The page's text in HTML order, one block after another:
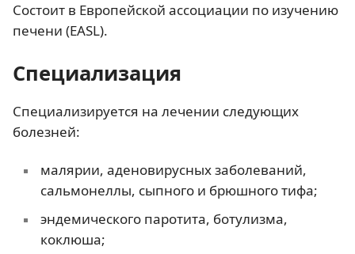
Состоит в Европейской ассоциации по изучению
печени (EASL).
Специализация
Специализируется на лечении следующих
болезней:
малярии, аденовирусных заболеваний,
сальмонеллы, сыпного и брюшного тифа;
эндемического паротита, ботулизма,
коклюша;